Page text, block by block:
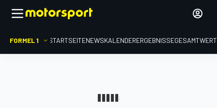
FORMEL 1 STARTSEITENEWSKALENDERERGEBNISSE